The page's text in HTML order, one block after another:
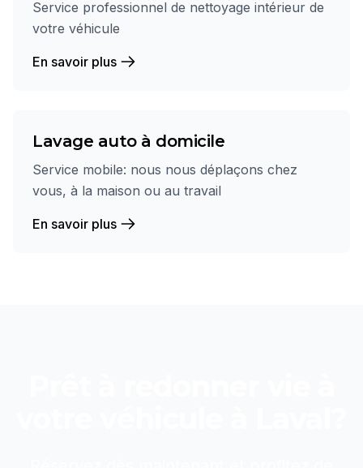
Service professionnel de nettoyage intérieur de
votre véhicule
En savoir plus
Lavage auto à domicile
Service mobile: nous nous déplaçons chez
vous, à la maison ou au travail
En savoir plus